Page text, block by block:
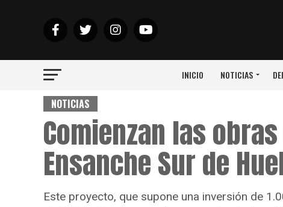
INICIO NOTICIAS
NOTICIAS
Comienzan las
Ensanche Sur de
Este proyecto, que supone una inversión de